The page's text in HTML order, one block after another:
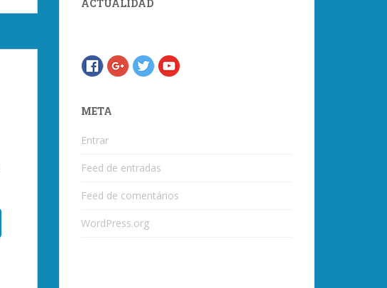
ACTUALIDAD
META
Entrar
Feed de entradas
Feed de comentários
WordPress.org